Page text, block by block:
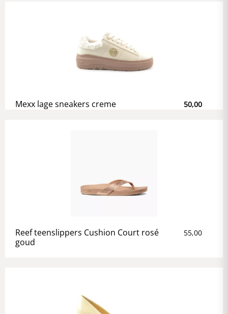
Mexx lage sneakers creme 50,00
Reef teenslippers Cushion Court rosé
goud
55,00